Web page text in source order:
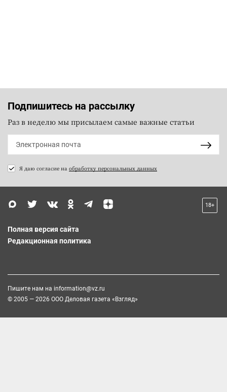
Подпишитесь на рассылку
Раз в неделю мы присылаем самые важные статьи
Я даю согласие на обработку персональных данных
18+
Полная версия сайта
Редакционная политика
Пишите нам на information@vz.ru
© 2005 — 2026 ООО Деловая газета «Взгляд»